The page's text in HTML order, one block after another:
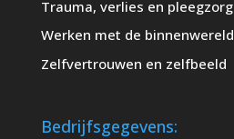
Trauma, verlies en pleegzorg
Werken met de binnenwereld
Zelfvertrouwen en zelfbeeld
Bedrijfsgegevens: